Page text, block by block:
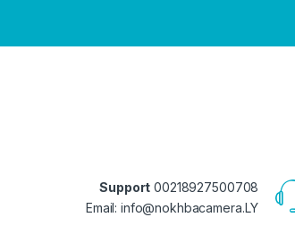
Support 00218927500708
Email: info@nokhbacamera.LY